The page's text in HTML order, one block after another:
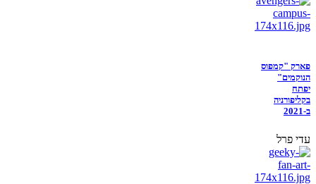
פארק "קמפוס
הנוקמים"
יפתח
בקליפורניה
ב-2021
עדי פרל